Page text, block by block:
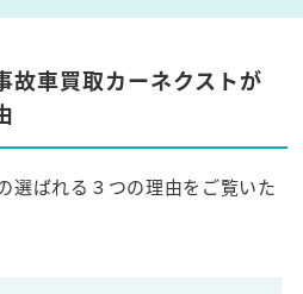
故車買取カーネクストが
選ばれる３つの理由をご覧いた